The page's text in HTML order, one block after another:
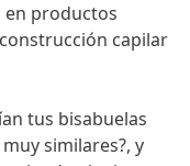
productos
capilar
tus bisabuelas
similares?, y